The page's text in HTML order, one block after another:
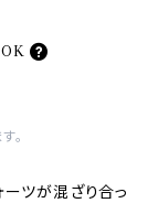
OK
。
ーツが混ざり合っ